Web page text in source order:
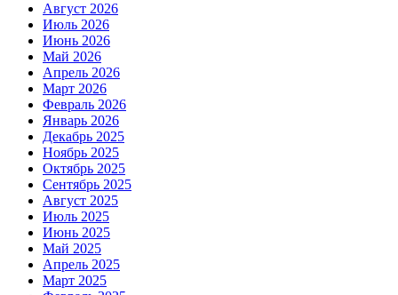
Август 2026
Июль 2026
Июнь 2026
Май 2026
Апрель 2026
Март 2026
Февраль 2026
Январь 2026
Декабрь 2025
Ноябрь 2025
Октябрь 2025
Сентябрь 2025
Август 2025
Июль 2025
Июнь 2025
Май 2025
Апрель 2025
Март 2025